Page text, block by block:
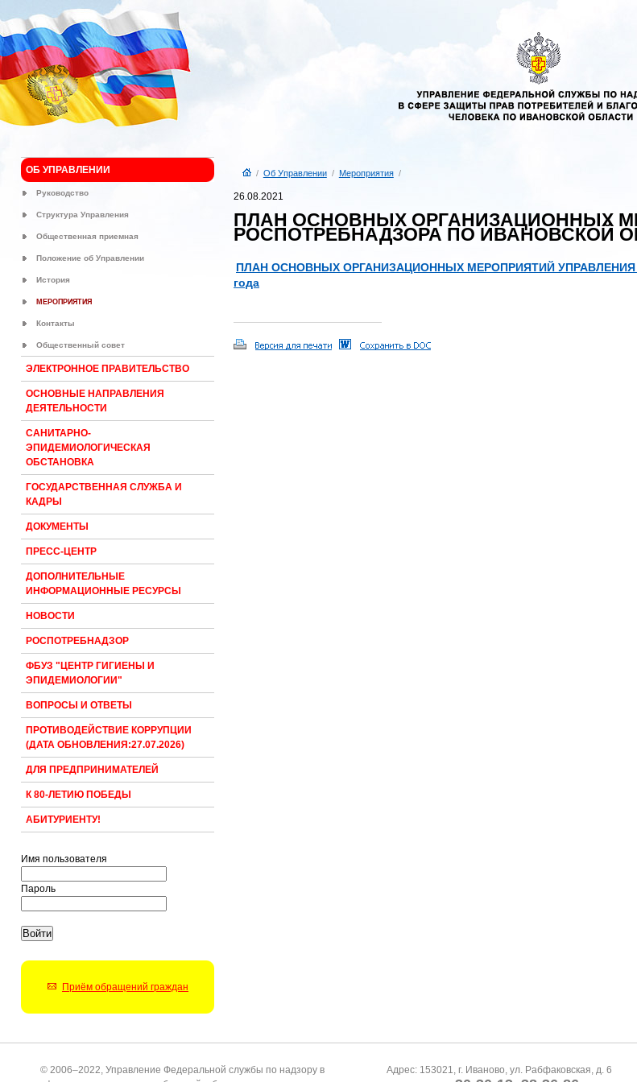
ОБ УПРАВЛЕНИИ
Руководство
Структура Управления
Общественная приемная
Положение об Управлении
История
МЕРОПРИЯТИЯ
Контакты
Общественный совет
ЭЛЕКТРОННОЕ ПРАВИТЕЛЬСТВО
ОСНОВНЫЕ НАПРАВЛЕНИЯ
ДЕЯТЕЛЬНОСТИ
САНИТАРНО-
ЭПИДЕМИОЛОГИЧЕСКАЯ
ОБСТАНОВКА
ГОСУДАРСТВЕННАЯ СЛУЖБА И
КАДРЫ
ДОКУМЕНТЫ
ПРЕСС-ЦЕНТР
ДОПОЛНИТЕЛЬНЫЕ
ИНФОРМАЦИОННЫЕ РЕСУРСЫ
НОВОСТИ
РОСПОТРЕБНАДЗОР
ФБУЗ "ЦЕНТР ГИГИЕНЫ И
ЭПИДЕМИОЛОГИИ"
ВОПРОСЫ И ОТВЕТЫ
ПРОТИВОДЕЙСТВИЕ КОРРУПЦИИ
(ДАТА ОБНОВЛЕНИЯ:27.07.2026)
ДЛЯ ПРЕДПРИНИМАТЕЛЕЙ
К 80-ЛЕТИЮ ПОБЕДЫ
АБИТУРИЕНТУ!
Имя пользователя
Пароль
Приём обращений граждан
/ Об Управлении/ Мероприятия/
26.08.2021
ПЛАН ОСНОВНЫХ ОРГАНИЗАЦИОННЫХ
РОСПОТРЕБНАДЗОРА ПО ИВАНОВСКОЙ
ПЛАН ОСНОВНЫХ ОРГАНИЗАЦИОННЫХ МЕРОПРИЯТИЙ
года
© 2006–2022, Управление Федеральной службы по надзору в
Адрес: 153021, г. Иваново, ул. Рабфаковская, д. 6